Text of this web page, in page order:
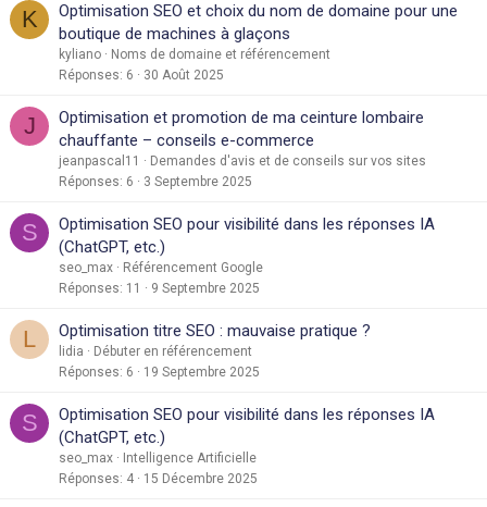
K
Optimisation SEO et choix du nom de domaine pour une
boutique de machines à glaçons
kyliano
Noms de domaine et référencement
Réponses 6 30 Août 2025
J
Optimisation et promotion de ma ceinture lombaire
chauffante – conseils e-commerce
jeanpascal11
Demandes d'avis et de conseils sur vos sites
Réponses 6 3 Septembre 2025
S
Optimisation SEO pour visibilité dans les réponses IA
(ChatGPT, etc.)
seo_max
Référencement Google
Réponses 11 9 Septembre 2025
L Optimisation titre SEO : mauvaise pratique ?
lidia
Débuter en référencement
Réponses 6 19 Septembre 2025
S
Optimisation SEO pour visibilité dans les réponses IA
(ChatGPT, etc.)
seo_max
Intelligence Artificielle
Réponses 4 15 Décembre 2025